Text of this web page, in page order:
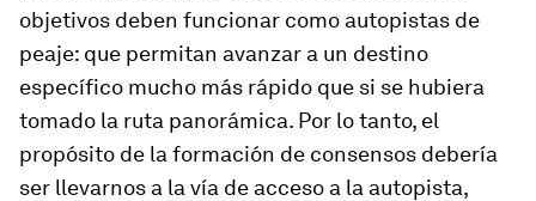
objetivos deben funcionar como autopistas de
peaje: que permitan avanzar a un destino
específico mucho más rápido que si se hubiera
tomado la ruta panorámica. Por lo tanto, el
propósito de la formación de consensos debería
ser llevarnos a la vía de acceso a la autopista,